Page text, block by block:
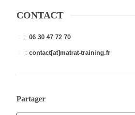
CONTACT
:06 30 47 72 70
:contact[at]matrat-training.fr
Partager